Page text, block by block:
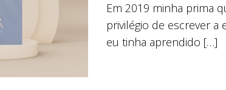
Em 2019 minha prima
privilégio de escrever a
eu tinha aprendido […]